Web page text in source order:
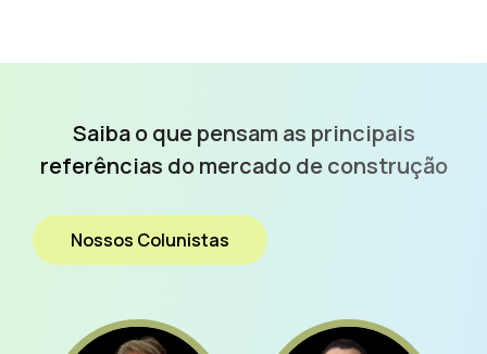
Saiba o que pensam as principais
referências domercado de construção
Nossos Colunistas